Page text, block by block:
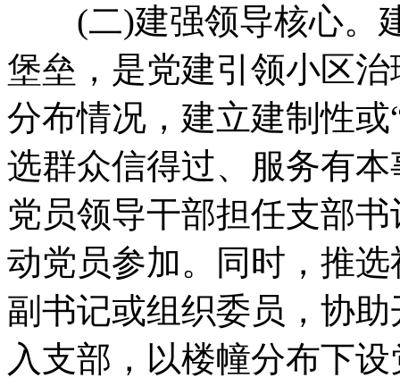
(二)建强领导核心。
堡垒，是党建引领小区
分布情况，建立建制性
选群众信得过、服务有
党员领导干部担任支部
动党员参加。同时，推
副书记或组织委员，协
入支部，以楼幢分布下